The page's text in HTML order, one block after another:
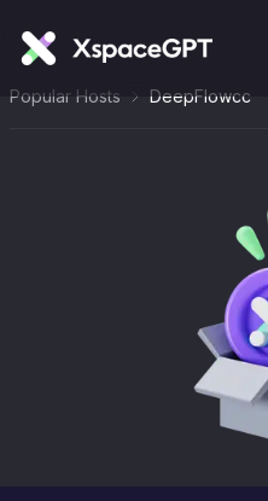
Popular Hosts DeepFlowcc